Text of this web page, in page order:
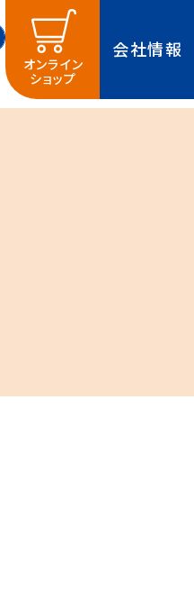
オンライン
ショップ
会社情報